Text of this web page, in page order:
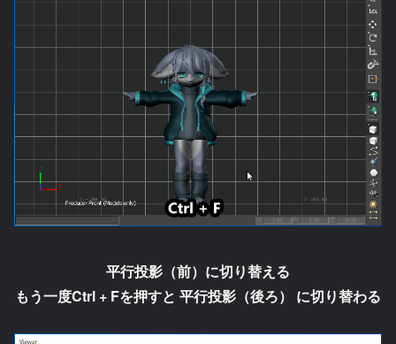
平行投影（前）に切り替える
もう一度Ctrl + Fを押すと 平行投影（後ろ） に切り替わる